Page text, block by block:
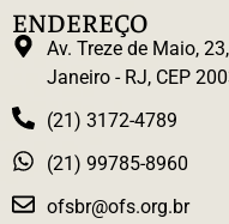
ENDEREÇO
Av. Treze de Maio,
Janeiro - RJ, CEP
(21) 3172-4789
(21) 99785-8960
ofsbr@ofs.org.br